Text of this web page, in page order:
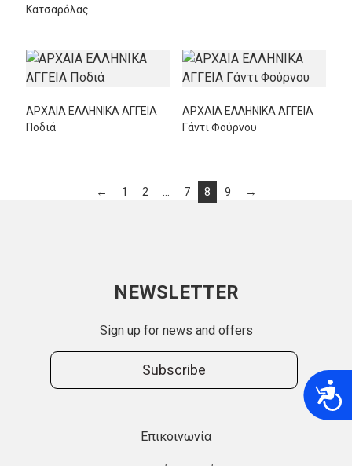
Κατσαρόλας
ΑΡΧΑΙΑ ΕΛΛΗΝΙΚΑ ΑΓΓΕΙΑ
Ποδιά
ΑΡΧΑΙΑ ΕΛΛΗΝΙΚΑ ΑΓΓΕΙΑ
Γάντι Φούρνου
← 1 2 … 7 8 9 →
NEWSLETTER
Sign up for news and offers
Subscribe
Επικοινωνία